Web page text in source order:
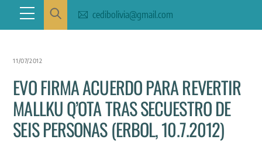
content
Menu cedibolivia@gmail.com
11/07/2012
EVO FIRMA ACUERDO PARA REVERTIR
MALLKU Q’OTA TRAS SECUESTRO DE
SEIS PERSONAS (ERBOL, 10.7.2012)